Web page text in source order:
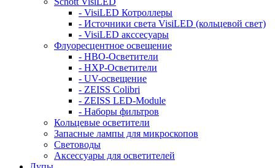
- VisiLED Котроллеры
- Источники света VisiLED (кольцевой свет)
- VisiLED акссесуары
Флуоресцентное освещение
- HBO-Осветители
- HXP-Осветители
- UV-освещение
- ZEISS Colibri
- ZEISS LED-Module
- Наборы фильтров
Кольцевые осветители
Запасные лампы для микроскопов
Световоды
Аксессуары для осветителей